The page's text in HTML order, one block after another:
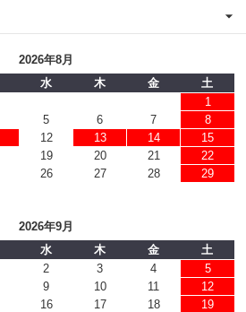
2026年8月
水 木 金
土
1
5 6 7
8
12 13 14
15
19 20 21
22
26 27 28
29
2026年9月
水 木 金
土
2 3 4
5
9 10 11
12
16 17 18
19